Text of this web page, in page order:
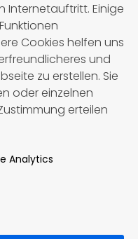
später
Internetauftritt. Einige
Cookies helfen uns
und
zu erstellen. Sie
oder einzelnen
erteilen
Analytics